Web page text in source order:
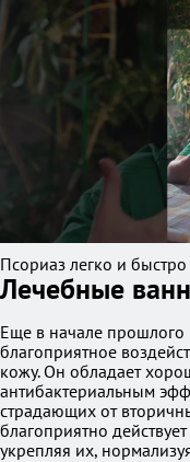
Псориаз легко и
Лечебные
Еще в начале
благоприятное
кожу. Он обладает
антибактериальным
страдающих от
благоприятно
укрепляя их,